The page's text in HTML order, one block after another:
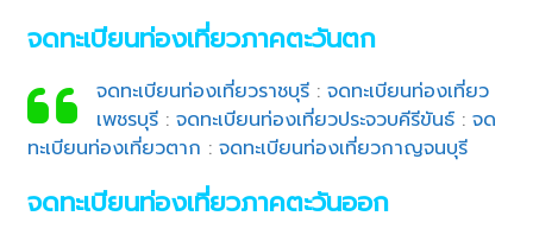
จดทะเบียนท่องเที่ยวภาคตะวันตก
จดทะเบียนท่องเที่ยวราชบุรี: จดทะเบียนท่องเที่ยว
เพชรบุรี: จดทะเบียนท่องเที่ยวประจวบคีรีขันธ์: จด
ทะเบียนท่องเที่ยวตาก :จดทะเบียนท่องเที่ยวกาญจนบุรี
จดทะเบียนท่องเที่ยวภาคตะวันออก